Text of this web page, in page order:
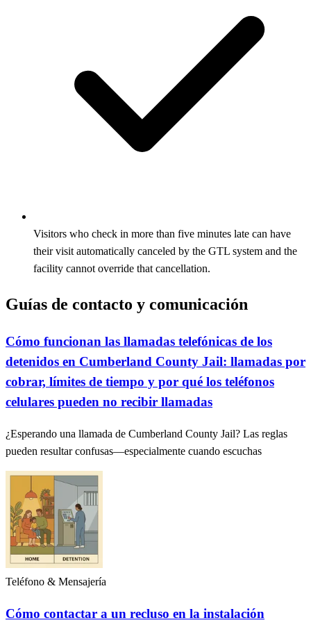
Visitors who check in more than five minutes late can have
their visit automatically canceled by the GTL system and the
facility cannot override that cancellation.
Guías de contacto y comunicación
Cómo funcionan las llamadas telefónicas de los
detenidos en Cumberland County Jail: llamadas por
cobrar, límites de tiempo y por qué los teléfonos
celulares pueden no recibir llamadas
¿Esperando una llamada de Cumberland County Jail? Las reglas
pueden resultar confusas—especialmente cuando escuchas
Teléfono & Mensajería
Cómo contactar a un recluso en la instalación